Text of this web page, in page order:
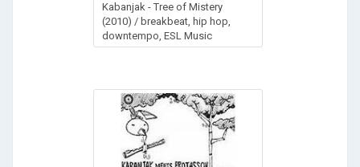
Kabanjak - Tree of Mistery
(2010) / breakbeat, hip hop,
downtempo, ESL Music